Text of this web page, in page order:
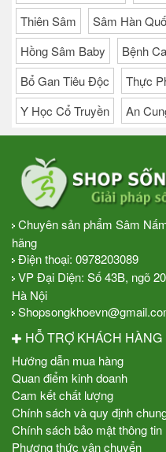
Thiên Sâm
Sâm Hàn
Hồng Sâm Baby
Bệnh
Bổ Gan Tiêu Độc
Thực
Y Học Cổ Truyền
An
Chuyên sản phẩm Sâm
hãng
Điện thoại: 0978203089
VP Đại Diện: Số 43B, ngõ
Hà Nội
HỖ TRỢ KHÁCH HÀNG
Hướng dẫn mua hàng
Quan điểm kinh doanh
Cam kết chất lượng
Chính sách và quy định
Chính sách bảo mật thông tin
Phương thức vận chuyển